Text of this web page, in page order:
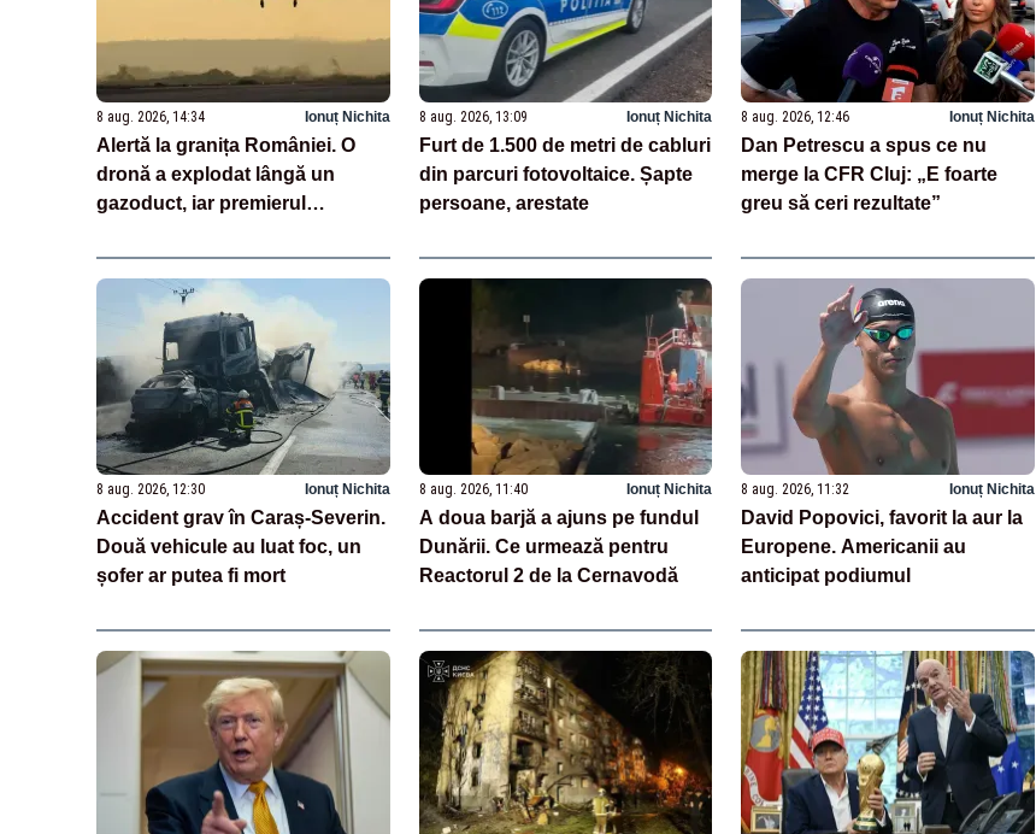
8 aug. 2026, 14:34 Ionuț Nichita
Alertă la granița României. O
dronă a explodat lângă un
gazoduct, iar premierul
de Securitate
8 aug. 2026, 13:09 Ionuț Nichita
Furt de 1.500 de metri de cabluri
din parcuri fotovoltaice. Șapte
persoane, arestate
8 aug. 2026, 12:46 Ionuț Nichita
Dan Petrescu a spus ce nu
merge la CFR Cluj: „E foarte
greu să ceri rezultate”
8 aug. 2026, 12:30 Ionuț Nichita
Accident grav în Caraș-Severin.
Două vehicule au luat foc, un
șofer ar putea fi mort
8 aug. 2026, 11:40 Ionuț Nichita
A doua barjă a ajuns pe fundul
Dunării. Ce urmează pentru
Reactorul 2 de la Cernavodă
8 aug. 2026, 11:32 Ionuț Nichita
David Popovici, favorit la aur la
Europene. Americanii au
anticipat podiumul